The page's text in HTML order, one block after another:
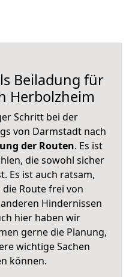
Beiladung für
Herbolzheim
Schritt bei der
von Darmstadt nach
der Routen. Es ist
die sowohl sicher
Es ist auch ratsam,
Route frei von
Hindernissen
hier haben wir
gerne die Planung,
wichtige Sachen
können.